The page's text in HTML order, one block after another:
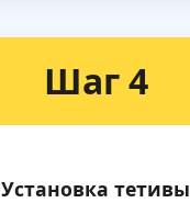
Шаг 4
Установка тетивы